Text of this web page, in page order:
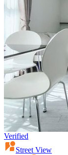
Verified
Street View